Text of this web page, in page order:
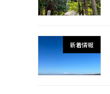
新着情報